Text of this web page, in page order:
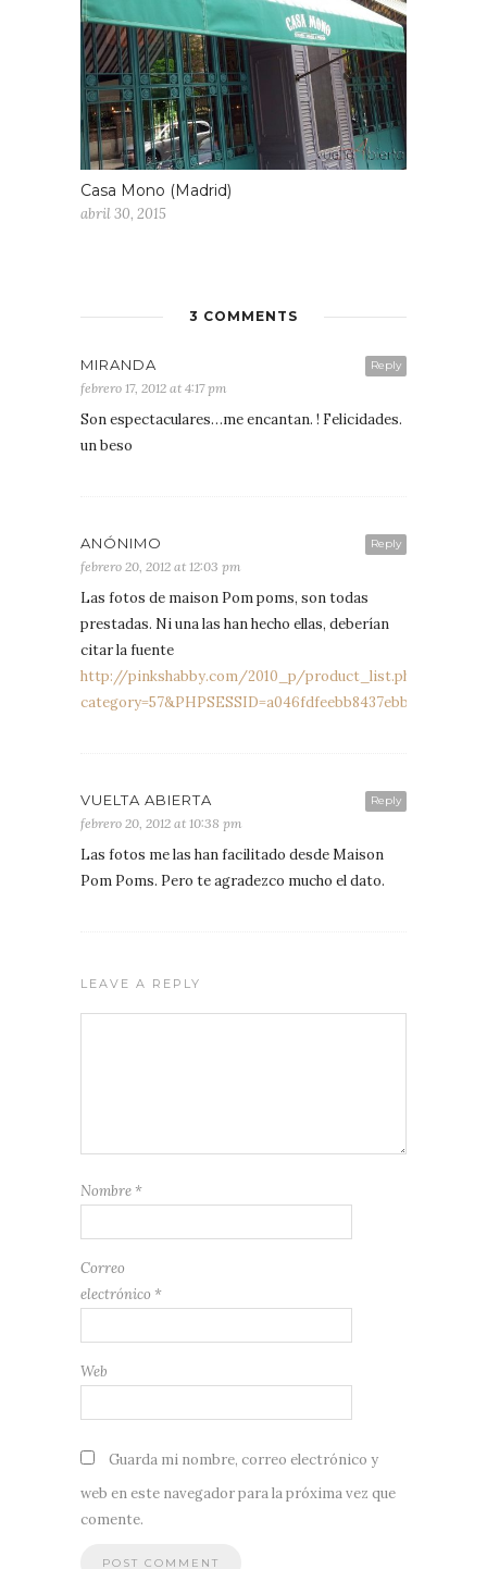
Casa Mono (Madrid)
abril 30, 2015
3 COMMENTS
Reply
MIRANDA
febrero 17, 2012 at 4:17 pm
Son espectaculares…me encantan. ! Felicidades.
un beso
Reply
ANÓNIMO
febrero 20, 2012 at 12:03 pm
Las fotos de maison Pom poms, son todas
prestadas. Ni una las han hecho ellas, deberían
citar la fuente
http://pinkshabby.com/2010_p/product_list.php?
Reply
VUELTA ABIERTA
febrero 20, 2012 at 10:38 pm
Las fotos me las han facilitado desde Maison
Pom Poms. Pero te agradezco mucho el dato.
LEAVE A REPLY
Nombre *
Correo
electrónico *
Web
Guarda mi nombre, correo electrónico y
web en este navegador para la próxima vez que
comente.